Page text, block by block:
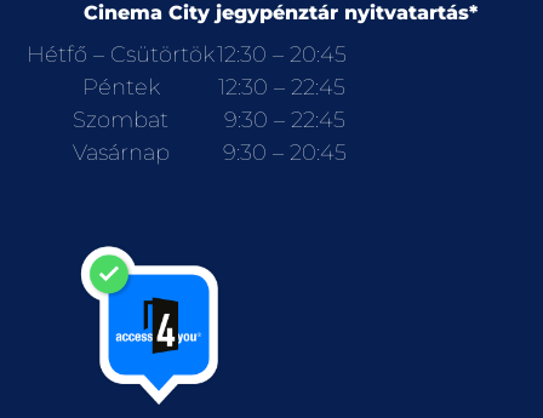
Cinema City jegypénztár nyitvatartás*
Hétfő – Csütörtök12:30 – 20:45
Péntek
12:30 – 22:45
Szombat
9:30 – 22:45
Vasárnap
9:30 – 20:45